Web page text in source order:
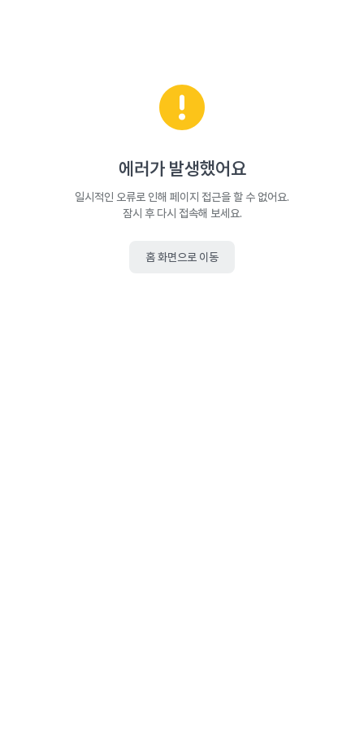
에러가 발생했어요
일시적인 오류로 인해 페이지 접근을 할 수 없어요.
잠시 후 다시 접속해 보세요.
홈 화면으로 이동